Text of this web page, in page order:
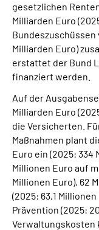
Suche
gesetzlichen
Milliarden Euro
Bundeszuschüssen
Milliarden Euro)
erstattet der Bund
finanziert werden.
Auf der
Milliarden Euro
die Versicherten.
Maßnahmen plant
Euro ein (2025: 334
Millionen Euro auf
Millionen Euro), 62
(2025: 63,1
Prävention (2025:
Verwaltungskosten